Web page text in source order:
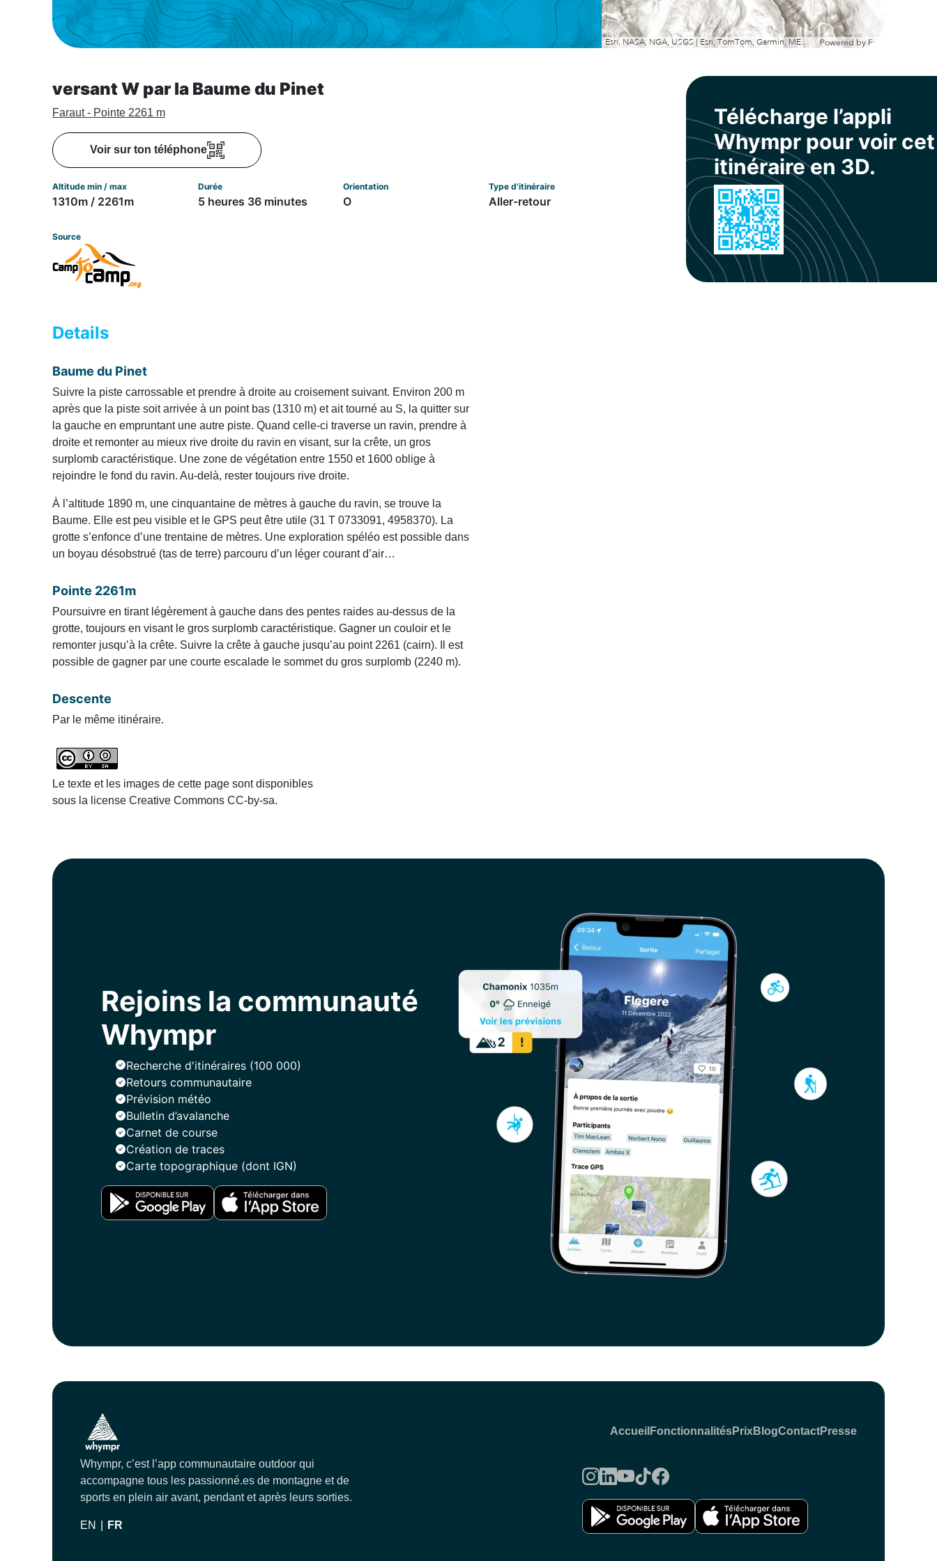
Esri, NASA, NGA, USGS | Esri, TomTom, Garmin, METI/NASA, USGS Powered by Esri
versant W par la Baume du Pinet
Faraut - Pointe 2261 m
Voir sur ton téléphone
Altitude min / max
1310m / 2261m
Durée
5 heures 36 minutes
Orientation
O
Type d'itinéraire
Aller-retour
Source
Details
Baume du Pinet
Suivre la piste carrossable et prendre à droite au croisement suivant. Environ 200 m
après que la piste soit arrivée à un point bas (1310 m) et ait tourné au S, la quitter sur
la gauche en empruntant une autre piste. Quand celle-ci traverse un ravin, prendre à
droite et remonter au mieux rive droite du ravin en visant, sur la crête, un gros
surplomb caractéristique. Une zone de végétation entre 1550 et 1600 oblige à
rejoindre le fond du ravin. Au-delà, rester toujours rive droite.
À l’altitude 1890 m, une cinquantaine de mètres à gauche du ravin, se trouve la
Baume. Elle est peu visible et le GPS peut être utile (31 T 0733091, 4958370). La
grotte s’enfonce d’une trentaine de mètres. Une exploration spéléo est possible dans
un boyau désobstrué (tas de terre) parcouru d’un léger courant d’air…
Pointe 2261m
Poursuivre en tirant légèrement à gauche dans des pentes raides au-dessus de la
grotte, toujours en visant le gros surplomb caractéristique. Gagner un couloir et le
remonter jusqu’à la crête. Suivre la crête à gauche jusqu’au point 2261 (cairn). Il est
possible de gagner par une courte escalade le sommet du gros surplomb (2240 m).
Descente
Par le même itinéraire.
Le texte et les images de cette page sont disponibles
sous la license Creative Commons CC-by-sa.
Télécharge l’appli
Whympr pour voir cet
itinéraire en 3D.
Rejoins la communauté
Whympr
Recherche d'itinéraires (100 000)
Retours communautaire
Prévision météo
Bulletin d’avalanche
Carnet de course
Création de traces
Carte topographique (dont IGN)
Whympr, c’est l’app communautaire outdoor qui
accompagne tous les passionné.es de montagne et de
sports en plein air avant, pendant et après leurs sorties.
EN FR
Accueil FonctionnalitésPrixBlogContactPresse